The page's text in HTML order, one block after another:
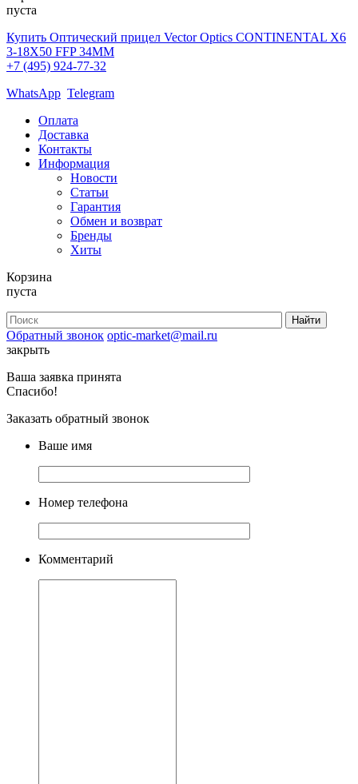
пуста
Купить Оптический прицел Vector Optics CONTINENTAL X6
3-18X50 FFP 34MM
+7 (495) 924-77-32
WhatsApp Telegram
Оплата
Доставка
Контакты
Информация
Новости
Статьи
Гарантия
Обмен и возврат
Бренды
Хиты
Корзина
пуста
Обратный звонок optic-market@mail.ru
закрыть
Ваша заявка принята
Спасибо!
Заказать обратный звонок
Ваше имя
Номер телефона
Комментарий